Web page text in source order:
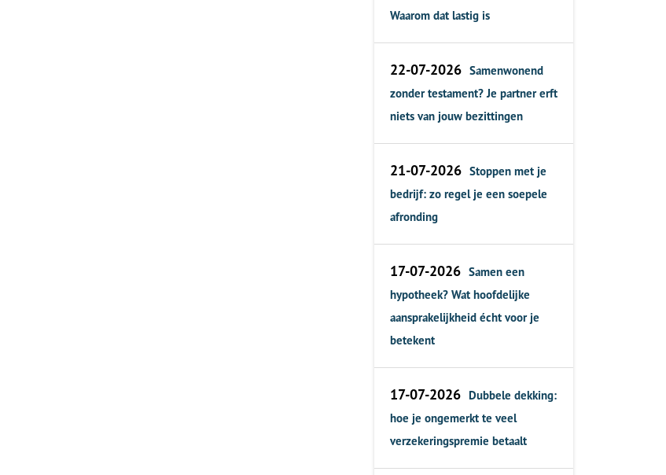
Waarom dat lastig is
22-07-2026 Samenwonend
zonder testament? Je partner erft
niets van jouw bezittingen
21-07-2026 Stoppen met je
bedrijf: zo regel je een soepele
afronding
17-07-2026 Samen een
hypotheek? Wat hoofdelijke
aansprakelijkheid écht voor je
betekent
17-07-2026 Dubbele dekking:
hoe je ongemerkt te veel
verzekeringspremie betaalt